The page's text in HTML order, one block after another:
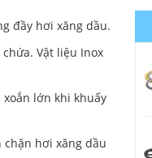
đầy hơi xăng dầu.
Vật liệu Inox
lớn khi khuấy
chặn hơi xăng dầu